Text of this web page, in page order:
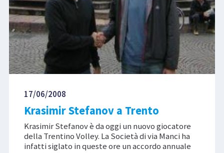
17/06/2008
Krasimir Stefanov a Trento
Krasimir Stefanov è da oggi un nuovo giocatore
della Trentino Volley. La Società di via Manci ha
infatti siglato in queste ore un accordo annuale